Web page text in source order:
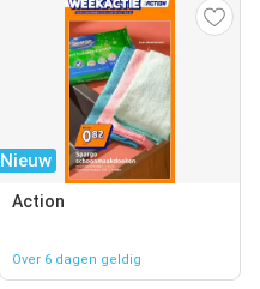
Nieuw
Action
Over 6 dagen geldig